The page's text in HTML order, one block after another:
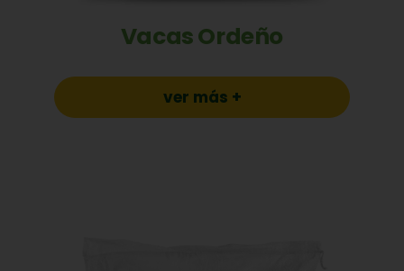
Vacas Ordeño
ver más +